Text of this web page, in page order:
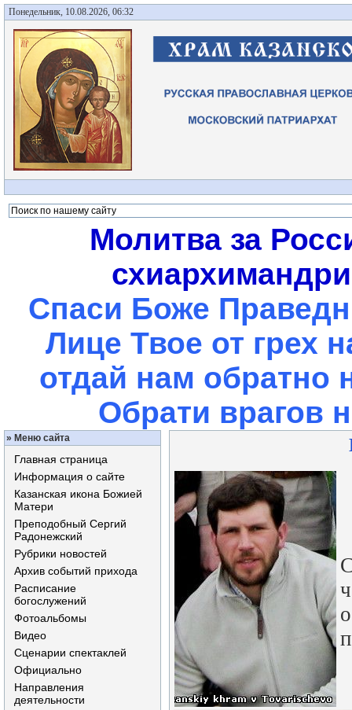
Понедельник, 10.08.2026, 06:32
Молитва за
Спаси Боже
Лице Твое от грех
отдай нам обратно
Обрати врагов
» Меню сайта
Главная страница
Информация о сайте
Казанская икона Божией
Матери
Преподобный Сергий
Радонежский
Рубрики новостей
Архив событий прихода
Расписание
богослужений
Фотоальбомы
Видео
Сценарии спектаклей
Официально
Направления
деятельности